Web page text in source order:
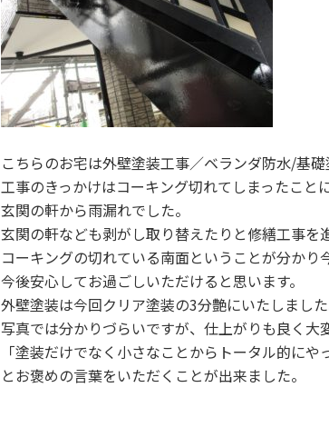
こちらのお宅は外壁塗装工事／ベランダ防水/基
工事のきっかけはコーキング切れてしまったこと
玄関の軒から雨漏れでした。
玄関の軒なども剥がし取り替えたりと修繕工事
コーキングの切れている南面ということが分か
今後安心してお過ごしいただけると思います。
外壁塗装は今回クリア塗装の3分艶にいたしました
写真では分かりづらいですが、仕上がりも良く大
「塗装だけでなく小さなことからトータル的に
とお褒めの言葉をいただくことが出来ました。